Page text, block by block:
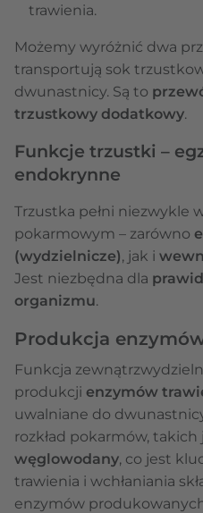
trawienia.
Możemy wyróżnić dwa
transportują sok
dwunastnicy. Są to
trzustkowy dodatkowy.
Funkcje trzustki –
endokrynne
Trzustka pełni niezwykle
pokarmowym – zarówno
(wydzielnicze), jak i
Jest niezbędna dla
organizmu.
Produkcja
Funkcja
produkcji enzymów
uwalniane do
rozkład pokarmów, takich
węglowodany, co jest
trawienia i wchłaniania
enzymów